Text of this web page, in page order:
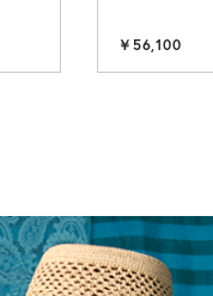
￥56,100